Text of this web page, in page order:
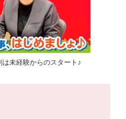
未経験からのスタート♪
、職能評価制度あり